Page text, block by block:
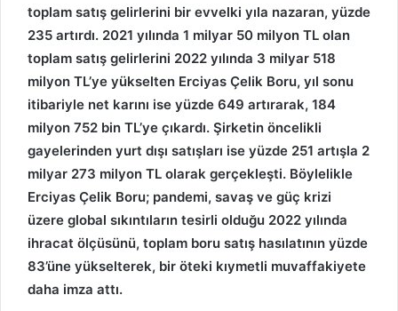
toplam satış gelirlerini bir evvelki yıla nazaran, yüzde
235 artırdı. 2021 yılında 1 milyar 50 milyon TL olan
toplam satış gelirlerini 2022 yılında 3 milyar 518
milyon TL’ye yükselten Erciyas Çelik Boru, yıl sonu
itibariyle net karını ise yüzde 649 artırarak, 184
milyon 752 bin TL’ye çıkardı. Şirketin öncelikli
gayelerinden yurt dışı satışları ise yüzde 251 artışla 2
milyar 273 milyon TL olarak gerçekleşti. Böylelikle
Erciyas Çelik Boru; pandemi, savaş ve güç krizi
üzere global sıkıntıların tesirli olduğu 2022 yılında
ihracat ölçüsünü, toplam boru satış hasılatının yüzde
83’üne yükselterek, bir öteki kıymetli muvaffakiyete
daha imza attı.